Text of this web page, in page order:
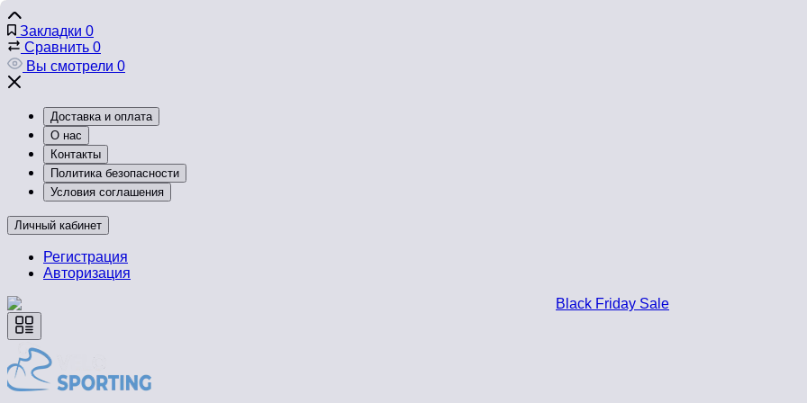
Закладки 0
Сравнить 0
Вы смотрели 0
Доставка и оплата
О нас
Контакты
Политика безопасности
Условия соглашения
Личный кабинет
Регистрация
Авторизация